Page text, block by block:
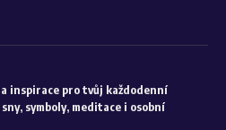
inspirace pro tvůj každodenní
symboly, meditace i osobní